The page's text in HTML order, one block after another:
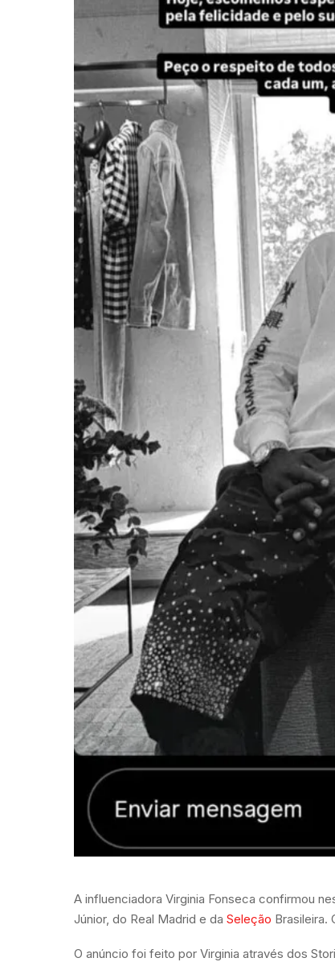
A influenciadora Virginia Fonseca confirmou
Júnior, do Real Madrid e da Seleção Brasileira.
O anúncio foi feito por Virginia através dos